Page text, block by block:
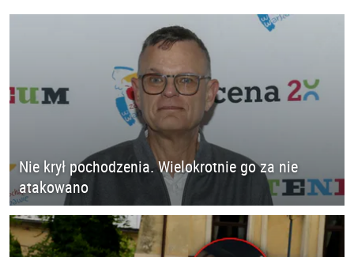
Nie krył pochodzenia. Wielokrotnie go za nie
atakowano